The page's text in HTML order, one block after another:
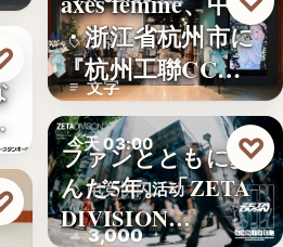
品牌開店
文字
・浙江省杭州市に
『杭州工聯CC…
今天 03:00
电竞快闪活动
3,000
ファンとともに歩
んだ5年。「ZETA
DIVISION…
♡